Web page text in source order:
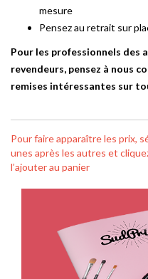
mesure
Pensez au retrait sur
Pour les professionnels des
revendeurs, pensez à nous
remises intéressantes sur
Pour faire apparaître les prix,
unes après les autres et
l’ajouter au panier